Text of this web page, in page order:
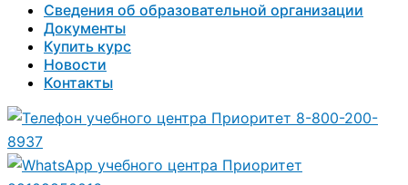
Сведения об образовательной организации
Документы
Купить курс
Новости
Контакты
8-800-200-
8937